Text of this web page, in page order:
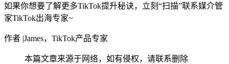
如果你想要了解更多TikTok提升秘诀，立刻“扫描”联系媒介管
家TikTok出海专家~
作者 |James，TikTok产品专家
本篇文章来源于网络，如有侵权，请联系删除